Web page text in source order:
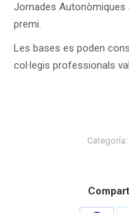
Jornades Autonòmiques
premi.
Les bases es poden
col·legis professionals
Categoría: